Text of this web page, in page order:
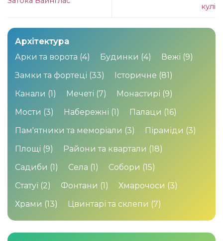
кулі
Архітектура
Арки та ворота (4) Будинки (4) Вежі (9)
Замки та фортеці (33) Історичне (81)
Канали (1) Мечеті (7) Монастирі (9)
Мости (3) Набережні (1) Палаци (16)
Пам'ятники та меморіали (3) Піраміди (3)
Площі (9) Райони та квартали (18)
Садиби (1) Села (1) Собори (15)
Статуї (2) Фонтани (1) Хмарочоси (3)
Храми (13) Цвинтарі та склепи (7)